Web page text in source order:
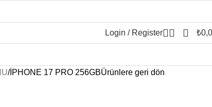
Login / Register ₺
İPHONE 17 PRO 256GBÜrünlere geri dön